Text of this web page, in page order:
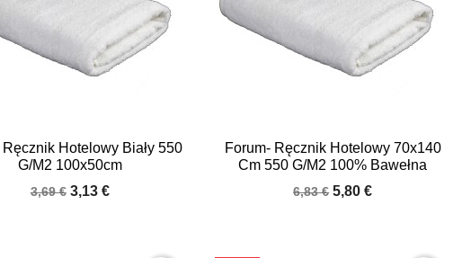
Ręcznik Hotelowy Biały 550
G/m2 100x50cm
3,69 € 3,13 €
Quick view
Forum- Ręcznik Hotelowy 70x140
Cm 550 G/m2 100% Bawełna
6,83 € 5,80 €
Quick view